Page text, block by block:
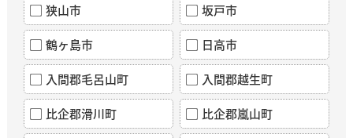
狭山市 坂戸市
鶴ヶ島市 日高市
入間郡毛呂山町 入間郡越生町
比企郡滑川町 比企郡嵐山町